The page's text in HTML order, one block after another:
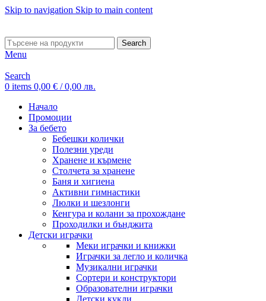
Skip to navigation Skip to main content
Search
Menu
Search
0 items 0,00 € / 0,00 лв.
Начало
Промоции
За бебето
Бебешки колички
Полезни уреди
Хранене и кърмене
Столчета за хранене
Баня и хигиена
Активни гимнастики
Люлки и шезлонги
Кенгура и колани за прохождане
Проходилки и бънджита
Детски играчки
Меки играчки и книжки
Играчки за легло и количка
Музикални играчки
Сортери и конструктори
Образователни играчки
Детски кукли